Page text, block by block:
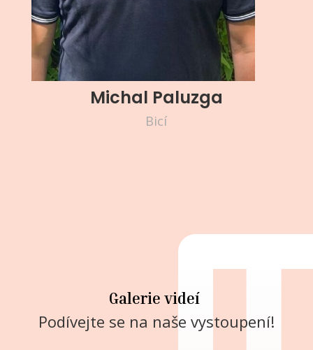
Michal Paluzga
Bicí
Galerie videí
Podívejte se na naše vystoupení!